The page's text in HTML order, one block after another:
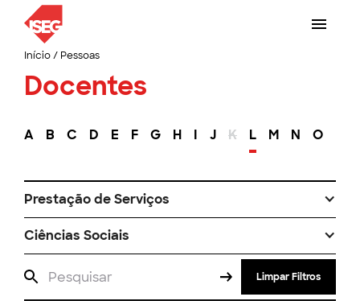
Início/ Pessoas
Docentes
A B C D E F G H I J K L M N O
Prestação de Serviços
Ciências Sociais
Limpar Filtros